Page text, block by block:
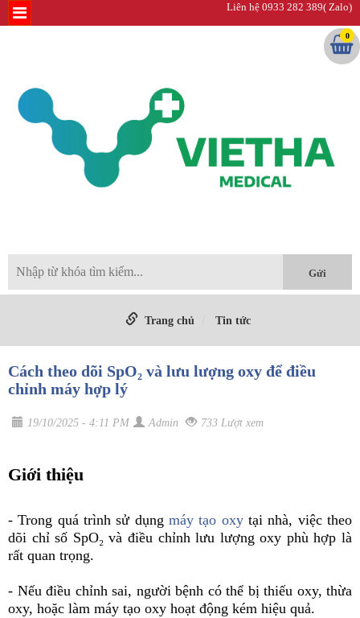
Liên hệ 0933 282 389( Zalo)
0
Trang chủ Tin tức
Cách theo dõi SpO₂ và lưu lượng oxy để điều
chỉnh máy hợp lý
19/10/2025 - 4:11 PM Admin 733 Lượt xem
Giới thiệu
- Trong quá trình sử dụng máy tạo oxytại nhà, việc theo
dõi chỉ số SpO₂ và điều chỉnh lưu lượng oxy phù hợp là
rất quan trọng.
- Nếu điều chỉnh sai, người bệnh có thể bị thiếu oxy, thừa
oxy, hoặc làm máy tạo oxy hoạt động kém hiệu quả.